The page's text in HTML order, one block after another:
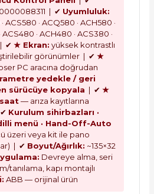
| ✔ Uyumluluk:
ACS580 · ACQ580 · ACH580 ·
ACS480 · ACH480 · ACS380 ·
| ✔ ★ Ekran: yüksek kontrastlı
görünümler | ✔ ★
PC aracına doğrudan
yedekle / geri
sürücüye kopyala | ✔ ★
— arıza kayıtlarına
Kurulum sihirbazları ·
menü · Hand-Off-Auto
üzeri veya kit ile pano
| ✔ Boyut/Ağırlık: ~135×32
Devreye alma, seri
tanılama, kapı montajlı
ABB — orijinal ürün